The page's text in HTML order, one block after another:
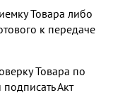
Товара либо
к передаче
Товара по
подписать Акт